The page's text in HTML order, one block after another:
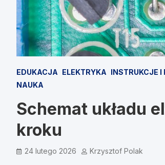
EDUKACJA ELEKTRYKA INSTRUKCJE I
NAUKA
Schemat układu
kroku
24 lutego 2026 Krzysztof Polak